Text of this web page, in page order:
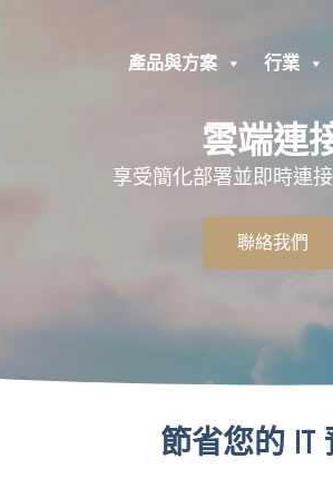
產品與方案 行業
雲端連
享受簡化部署並即時連
聯絡我們
節省您的 IT